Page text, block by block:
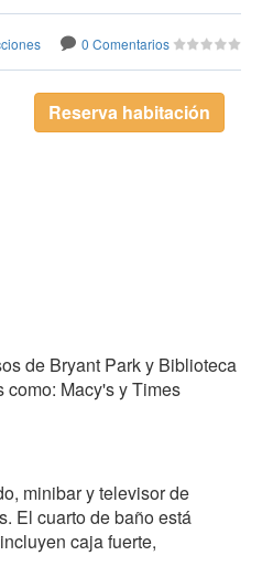
0 Comentarios
Reserva habitación
de Bryant Park y Biblioteca
como: Macy's y Times
minibar y televisor de
El cuarto de baño está
caja fuerte,